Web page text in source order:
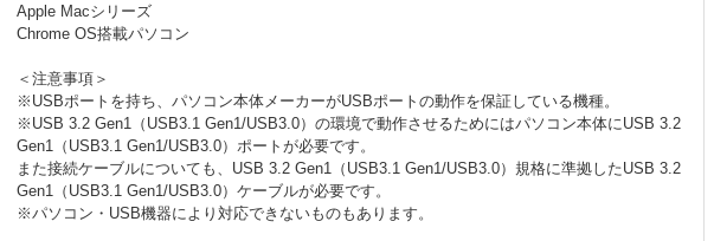
Apple Macシリーズ
Chrome OS搭載パソコン
＜注意事項＞
※USBポートを持ち、パソコン本体メーカーがUSBポートの動作を保証している機種。
※USB 3.2 Gen1（USB3.1 Gen1/USB3.0）の環境で動作させるためにはパソコン本体にUSB 3.2
Gen1（USB3.1 Gen1/USB3.0）ポートが必要です。
また接続ケーブルについても、USB 3.2 Gen1（USB3.1 Gen1/USB3.0）規格に準拠したUSB 3.2
Gen1（USB3.1 Gen1/USB3.0）ケーブルが必要です。
※パソコン・USB機器により対応できないものもあります。